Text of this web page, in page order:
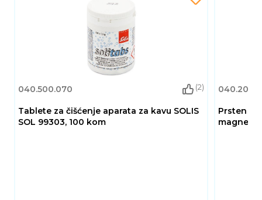
Dubina 22 cm
Materijal Plastika, nehrđajući čelik
040.500.070 (2)
Tablete za čišćenje aparata za kavu SOLIS
SOL 99303, 100 kom
Prsten za